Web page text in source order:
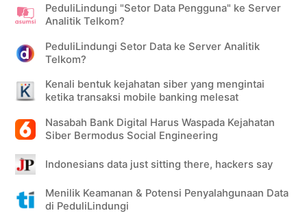
PeduliLindungi "Setor Data Pengguna" ke Server
Analitik Telkom?
PeduliLindungi Setor Data ke Server Analitik
Telkom?
Kenali bentuk kejahatan siber yang mengintai
ketika transaksi mobile banking melesat
Nasabah Bank Digital Harus Waspada Kejahatan
Siber Bermodus Social Engineering
Indonesians data just sitting there, hackers say
Menilik Keamanan & Potensi Penyalahgunaan Data
di PeduliLindungi